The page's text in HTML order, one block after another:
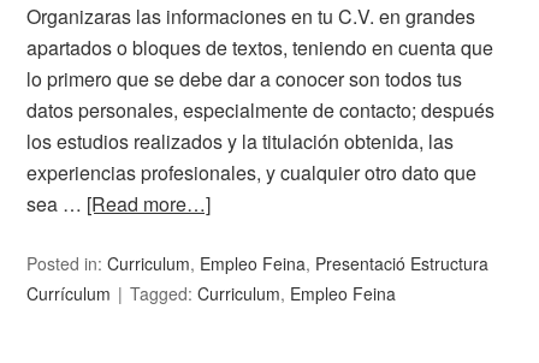
Organizaras las informaciones en tu C.V. en grandes
apartados o bloques de textos, teniendo en cuenta que
lo primero que se debe dar a conocer son todos tus
datos personales, especialmente de contacto; después
los estudios realizados y la titulación obtenida, las
experiencias profesionales, y cualquier otro dato que
sea … [Read more…]
Posted in:Curriculum, Empleo Feina, Presentació Estructura
Currículum
Tagged:Curriculum, Empleo Feina